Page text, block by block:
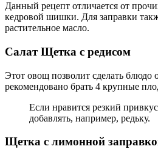
Данный рецепт отличается от
кедровой шишки. Для заправки
растительное масло.
Салат Щетка с редисом
Этот овощ позволит сделать блюдо
рекомендовано брать 4 крупные
Если нравится резкий
добавлять, например, редьку.
Щетка с лимонной